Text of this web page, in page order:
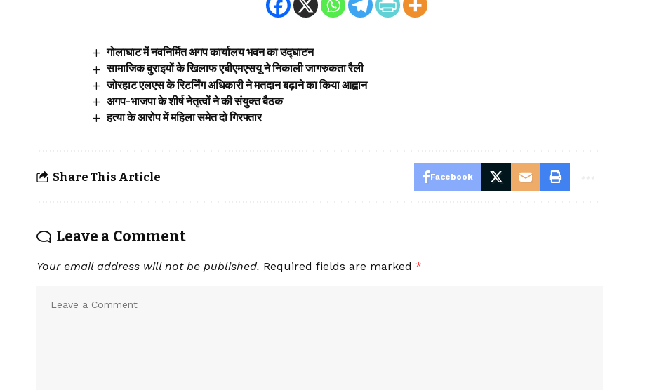
गोलाघाट में नवनिर्मित अगप कार्यालय भवन का उद्घाटन
सामाजिक बुराइयों के खिलाफ एबीएमएसयू ने निकाली जागरुकता रैली
जोरहाट एलएस के रिटर्निंग अधिकारी ने मतदान बढ़ाने का किया आह्वान
अगप-भाजपा के शीर्ष नेतृत्वों ने की संयुक्त बैठक
हत्या के आरोप में महिला समेत दो गिरफ्तार
Share This Article Facebook
Leave a Comment
Your email address will not be published. Required fields are marked *